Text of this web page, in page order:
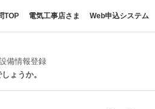
TOP 電気工事店さま Web申込システム
備情報登録
ょうか。